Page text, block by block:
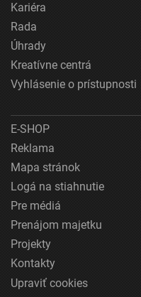
Kariéra
Rada
Úhrady
Kreatívne centrá
Vyhlásenie o prístupnosti
E-SHOP
Reklama
Mapa stránok
Logá na stiahnutie
Pre médiá
Prenájom majetku
Projekty
Kontakty
Upraviť cookies